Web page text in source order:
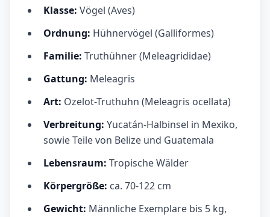
Klasse: Vögel (Aves)
Ordnung: Hühnervögel (Galliformes)
Familie: Truthühner (Meleagrididae)
Gattung: Meleagris
Art: Ozelot-Truthuhn (Meleagris ocellata)
Verbreitung: Yucatán-Halbinsel in Mexiko,
sowie Teile von Belize und Guatemala
Lebensraum: Tropische Wälder
Körpergröße: ca. 70-122 cm
Gewicht: Männliche Exemplare bis 5 kg,